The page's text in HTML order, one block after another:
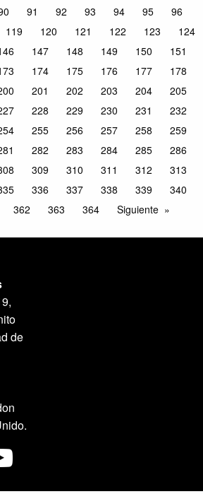
91 92 93 94 95
96
119 120 121 122 123
124
147 148 149 150
151
174 175 176 177
178
201 202 203 204
205
228 229 230 231
232
255 256 257 258
259
282 283 284 285
286
309 310 311 312
313
336 337 338 339
340
362 363 364 Siguiente
de